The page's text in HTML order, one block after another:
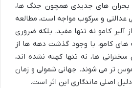
بحران های جدیدی همچون جنگ ها،
عدالتی و سرکوب مواجه است، مطالعه
از آلبر کامو نه تنها مفید، بلکه ضروری
کامو، با وجود گذشت دهه ها از
سخنرانی ها، نه تنها کهنه نشده اند،
تر می شوند. جهانی شمولی و زمان
اصلی ماندگاری این اثر است.